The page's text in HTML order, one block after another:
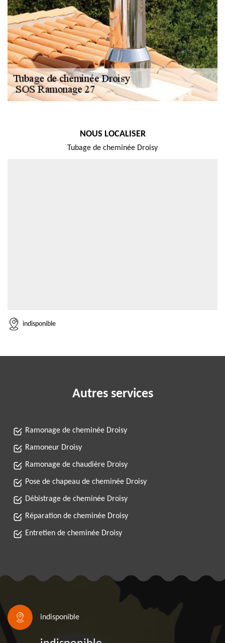
NOUS LOCALISER
Tubage de cheminée Droisy
indisponible
Autres services
Ramonage de cheminée Droisy
Ramoneur Droisy
Ramonage de chaudière Droisy
Pose de chapeau de cheminée Droisy
Débistrage de cheminée Droisy
Réparation de cheminée Droisy
Entretien de cheminée Droisy
indisponible